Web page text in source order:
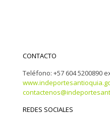
CONTACTO
Teléfono: +57 604 5200890
REDES SOCIALES